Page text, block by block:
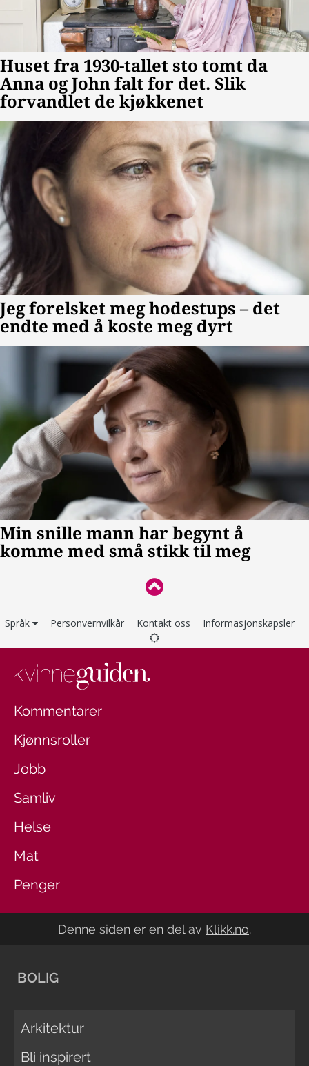
Språk Personvernvilkår Kontakt oss Informasjonskapsler
Kommentarer
Kjønnsroller
Jobb
Samliv
Helse
Mat
Penger
Denne siden er en del av Klikk.no.
BOLIG
Arkitektur
Bli inspirert